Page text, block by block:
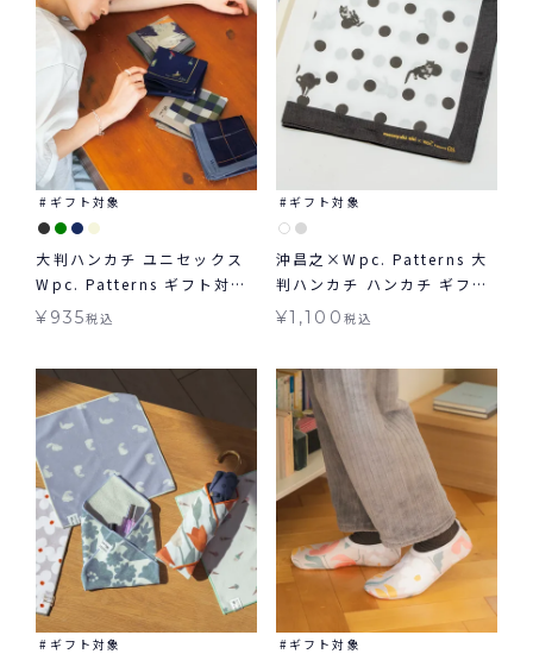
ギフト対象
大判ハンカチ ユニセックス
Wpc. Patterns ギフト対象
ハンカチ ≪メール便対象≫
¥ 935税込
ギフト対象
沖昌之×Wpc. Patterns 大
判ハンカチ ハンカチ ギフト
対象 ≪メール便対象≫
¥1,100 税込
ギフト対象 ギフト対象